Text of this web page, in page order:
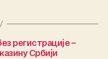
регистрације –
Србији